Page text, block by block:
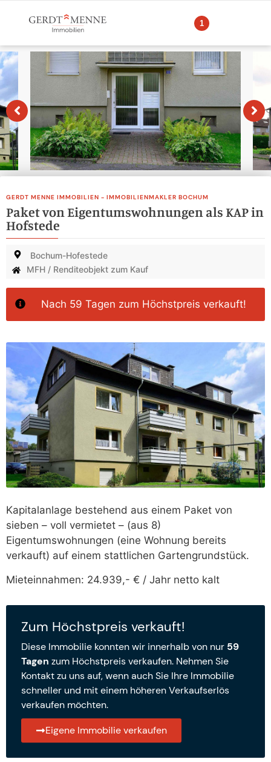
1
GERDT MENNE IMMOBILIEN - IMMOBILIENMAKLER BOCHUM
Paket von Eigentumswohnungen als KAP in
Hofstede
Bochum-Hofestede
MFH / Renditeobjekt zum Kauf
Nach 59 Tagen‭ zum Höchstpreis verkauft!
Kapitalanlage bestehend aus einem Paket von
sieben – voll vermietet – (aus 8)
Eigentumswohnungen (eine Wohnung bereits
verkauft) auf einem stattlichen Gartengrundstück.
Mieteinnahmen: 24.939,- € / Jahr netto kalt
Zum Höchstpreis verkauft!
Diese Immobilie konnten wir innerhalb von nur 59
Tagen zum Höchstpreis verkaufen. Nehmen Sie
Kontakt zu uns auf, wenn auch Sie Ihre Immobilie
schneller und mit einem höheren Verkaufserlös
verkaufen möchten.
Eigene Immobilie verkaufen